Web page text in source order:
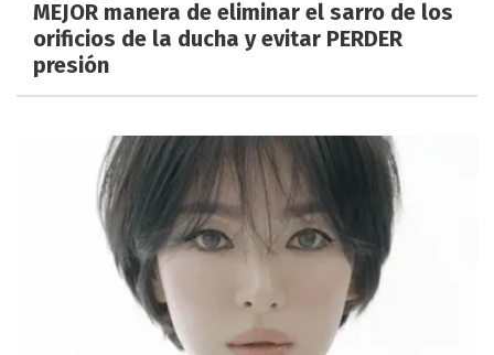
MEJOR manera de eliminar el sarro de los
orificios de la ducha y evitar PERDER
presión